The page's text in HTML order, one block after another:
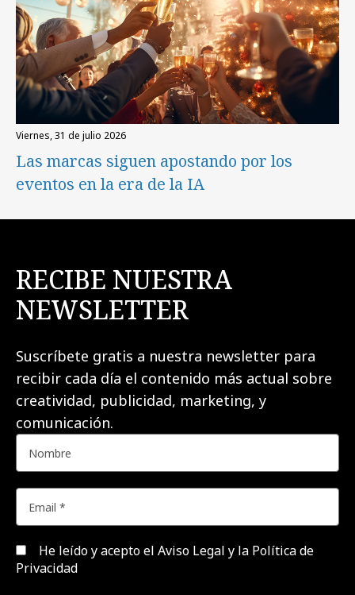
viernes, 31 de julio 2026
Las marcas siguen apostando por los
eventos en la era de la IA
RECIBE NUESTRA
NEWSLETTER
Suscríbete gratis a nuestra newsletter para
recibir cada día el contenido más actual sobre
creatividad, publicidad, marketing, y
comunicación.
He leído y acepto el Aviso Legal y la Política de
Privacidad